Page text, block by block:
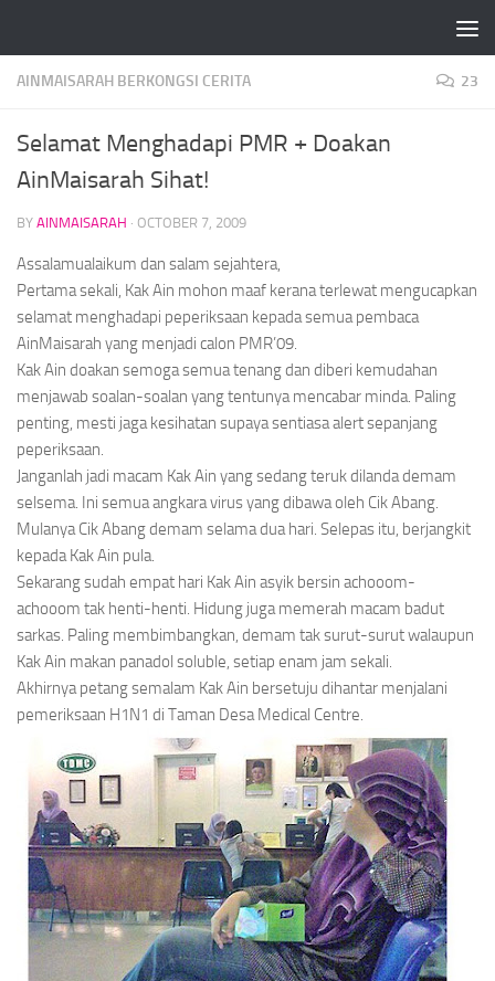
AINMAISARAH BERKONGSI CERITA 23
Selamat Menghadapi PMR + Doakan
AinMaisarah Sihat!
BY AINMAISARAH · OCTOBER 7, 2009
Assalamualaikum dan salam sejahtera,
Pertama sekali, Kak Ain mohon maaf kerana terlewat mengucapkan
selamat menghadapi peperiksaan kepada semua pembaca
AinMaisarah yang menjadi calon PMR’09.
Kak Ain doakan semoga semua tenang dan diberi kemudahan
menjawab soalan-soalan yang tentunya mencabar minda. Paling
penting, mesti jaga kesihatan supaya sentiasaalertsepanjang
peperiksaan.
Janganlah jadi macam Kak Ain yang sedang teruk dilanda demam
selsema. Ini semua angkara virus yang dibawa oleh Cik Abang.
Mulanya Cik Abang demam selama dua hari. Selepas itu, berjangkit
kepada Kak Ain pula.
Sekarang sudah empat hari Kak Ain asyik bersin achooom-
achooom tak henti-henti. Hidung juga memerah macam badut
sarkas. Paling membimbangkan, demam tak surut-surut walaupun
Kak Ain makan panadol soluble, setiap enam jam sekali.
Akhirnya petang semalam Kak Ain bersetuju dihantar menjalani
pemeriksaan H1N1 di Taman Desa Medical Centre.